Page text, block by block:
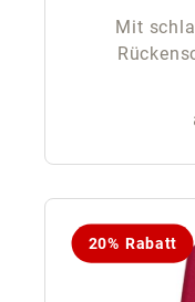
Mit
20% Rabatt